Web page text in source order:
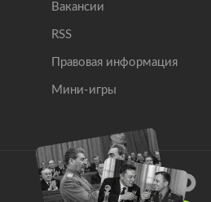
Вакансии
RSS
Правовая информация
Мини-игры